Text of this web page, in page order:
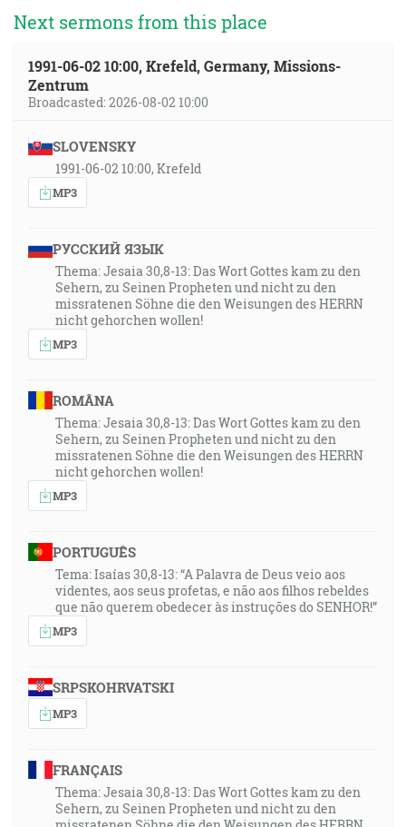
Next sermons from this place
1991-06-02 10:00, Krefeld, Germany, Missions-
Zentrum
Broadcasted: 2026-08-02 10:00
SLOVENSKY
1991-06-02 10:00, Krefeld
MP3
РУССКИЙ ЯЗЫК
Thema: Jesaia 30,8-13: Das Wort Gottes kam zu den
Sehern, zu Seinen Propheten und nicht zu den
missratenen Söhne die den Weisungen des HERRN
nicht gehorchen wollen!
MP3
ROMÂNA
Thema: Jesaia 30,8-13: Das Wort Gottes kam zu den
Sehern, zu Seinen Propheten und nicht zu den
missratenen Söhne die den Weisungen des HERRN
nicht gehorchen wollen!
MP3
PORTUGUÊS
Tema: Isaías 30,8-13: “A Palavra de Deus veio aos
videntes, aos seus profetas, e não aos filhos rebeldes
que não querem obedecer às instruções do SENHOR!”
MP3
SRPSKOHRVATSKI
MP3
FRANÇAIS
Thema: Jesaia 30,8-13: Das Wort Gottes kam zu den
Sehern, zu Seinen Propheten und nicht zu den